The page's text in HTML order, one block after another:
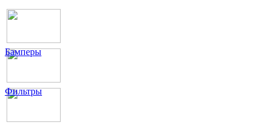
Бамперы
Фильтры